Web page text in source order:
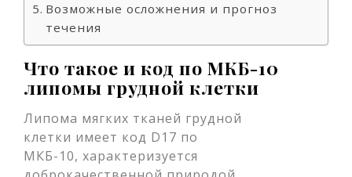
Возможные осложнения и прогноз
течения
Что такое и код по МКБ-10
липомы грудной клетки
Липома мягких тканей грудной
клетки имеет код D17 по
МКБ-10, характеризуется